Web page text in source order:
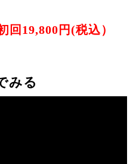
回19,800円(税込）
みる